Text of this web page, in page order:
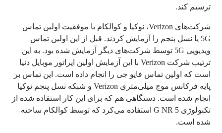
ترسیم کند.
شرکت‌های Verizon، نوکیا و کوالکام با موفقیت اولین تماس
5G یا نسل پنجم را آزمایش کردند. قبل از این اولین تماس
ویدیویی 5G توسط شرکت‌های دیگر آزمایش شده بود. به این
ترتیب شرکت Verizon با این آزمایش اولین اپراتور موبایل دنیا
است که اولین تماس فایو جی را انجام داده است. این تماس بر
پایه فرکانس موج میلی‌متری Verizon و شبکه نسل پنجم نوکیا
انجام شده است. دستگاهی هم که برای این کار استفاده شده از
تکنولوژی 5 G NR استفاده می‌کرد که توسط کوالکام ساخته
شده است.